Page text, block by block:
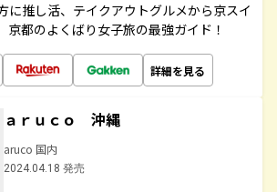
に推し活、テイクアウトグルメから京スイ
京都のよくばり女子旅の最強ガイド！
詳細を見る
ａｒｕｃｏ 沖縄
aruco 国内
2024.04.18 発売